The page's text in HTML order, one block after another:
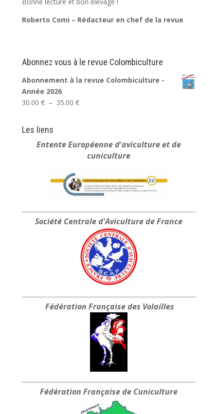
Roberto Comi – Rédacteur en chef de la revue
Abonnez vous à le revue Colombiculture
Abonnement à la revue Colombiculture -
Année 2026
30.00 € – 35.00 €Plage
à
35.00 €
Les liens
Entente Européenned'aviculture et de
cuniculture
Société Centraled'Aviculture de France
Fédération Française des Volailles
Fédération Française de Cuniculture